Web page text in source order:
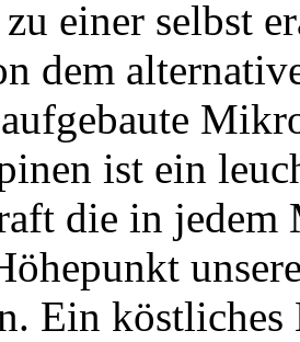
einer selbst
dem
ist ein
die in jedem
Ein köstliches